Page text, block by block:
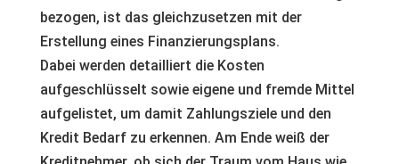
bezogen, ist das gleichzusetzen mit der
Erstellung eines Finanzierungsplans.
Dabei werden detailliert die Kosten
aufgeschlüsselt sowie eigene und fremde Mittel
aufgelistet, um damit Zahlungsziele und den
Kredit Bedarf zu erkennen. Am Ende weiß der